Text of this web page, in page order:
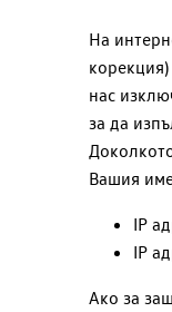
На
нас
за да
Вашия
IP
IP
Ако за